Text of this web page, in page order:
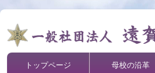
トップページ 母校の沿革